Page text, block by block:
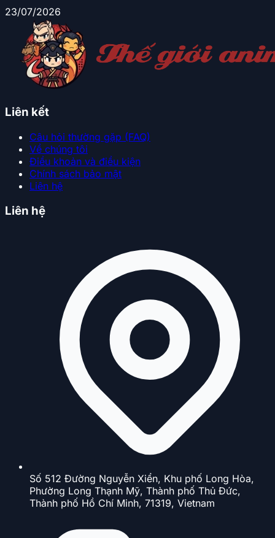
23/07/2026
Liên kết
Câu hỏi thường gặp (FAQ)
Về chúng tôi
Điều khoản và điều kiện
Chính sách bảo mật
Liên hệ
Liên hệ
Số 512 Đường Nguyễn Xiển, Khu phố Long Hòa,
Phường Long Thạnh Mỹ, Thành phố Thủ Đức,
Thành phố Hồ Chí Minh, 71319, Vietnam